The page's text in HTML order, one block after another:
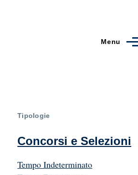
Menu
Tipologie
Concorsi e Selezioni
Tempo Indeterminato